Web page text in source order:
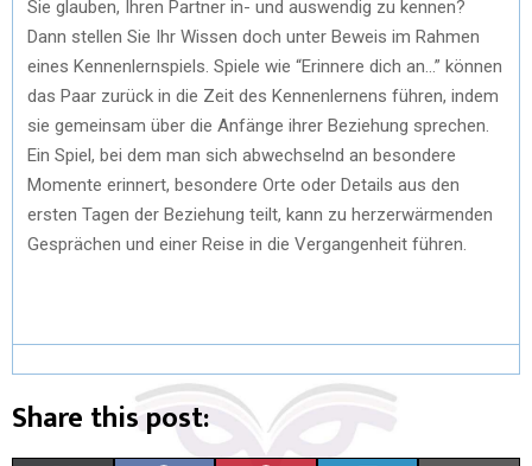
Sie glauben, Ihren Partner in- und auswendig zu kennen?
Dann stellen Sie Ihr Wissen doch unter Beweis im Rahmen
eines Kennenlernspiels. Spiele wie “Erinnere dich an…” können
das Paar zurück in die Zeit des Kennenlernens führen, indem
sie gemeinsam über die Anfänge ihrer Beziehung sprechen.
Ein Spiel, bei dem man sich abwechselnd an besondere
Momente erinnert, besondere Orte oder Details aus den
ersten Tagen der Beziehung teilt, kann zu herzerwärmenden
Gesprächen und einer Reise in die Vergangenheit führen.
Share this post: